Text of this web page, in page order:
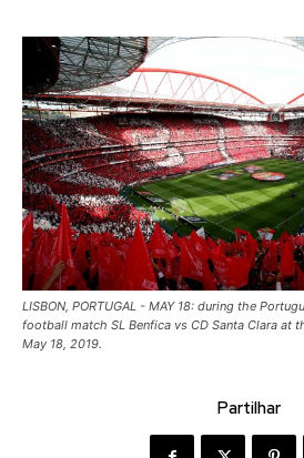
LISBON, PORTUGAL - MAY 18: during the
football match SL Benfica vs CD Santa Clara at
May 18, 2019.
Partilhar